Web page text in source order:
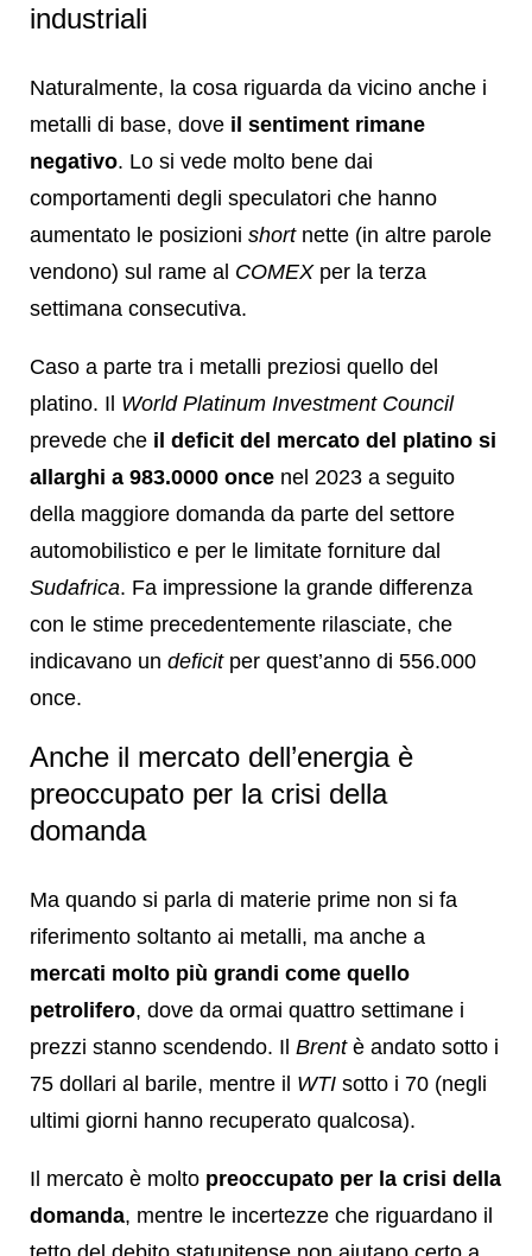
industriali
Naturalmente, la cosa riguarda da vicino anche i
metalli di base, dove il sentiment rimane
negativo. Lo si vede molto bene dai
comportamenti degli speculatori che hanno
aumentato le posizioni shortnette (in altre parole
vendono) sul rame al COMEXper la terza
settimana consecutiva.
Caso a parte tra i metalli preziosi quello del
platino. Il World Platinum Investment Council
prevede che il deficit del mercato del platino si
allarghi a 983.0000 once nel 2023 a seguito
della maggiore domanda da parte del settore
automobilistico e per le limitate forniture dal
Sudafrica. Fa impressione la grande differenza
con le stime precedentemente rilasciate, che
indicavano un deficitper quest’anno di 556.000
once.
Anche il mercato dell’energia è
preoccupato per la crisi della
domanda
Ma quando si parla di materie prime non si fa
riferimento soltanto ai metalli, ma anche a
mercati molto più grandi come quello
petrolifero, dove da ormai quattro settimane i
prezzi stanno scendendo. Il Brentè andato sotto i
75 dollari al barile, mentre il WTI sotto i 70 (negli
ultimi giorni hanno recuperato qualcosa).
Il mercato è molto preoccupato per la crisi della
domanda, mentre le incertezze che riguardano il